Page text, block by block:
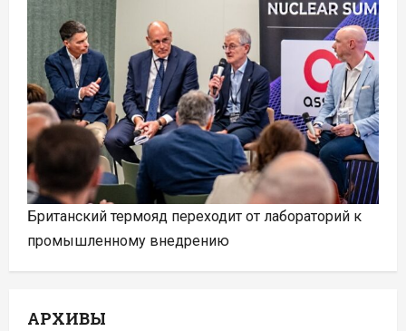
Британский термояд переходит от лабораторий к
промышленному внедрению
АРХИВЫ